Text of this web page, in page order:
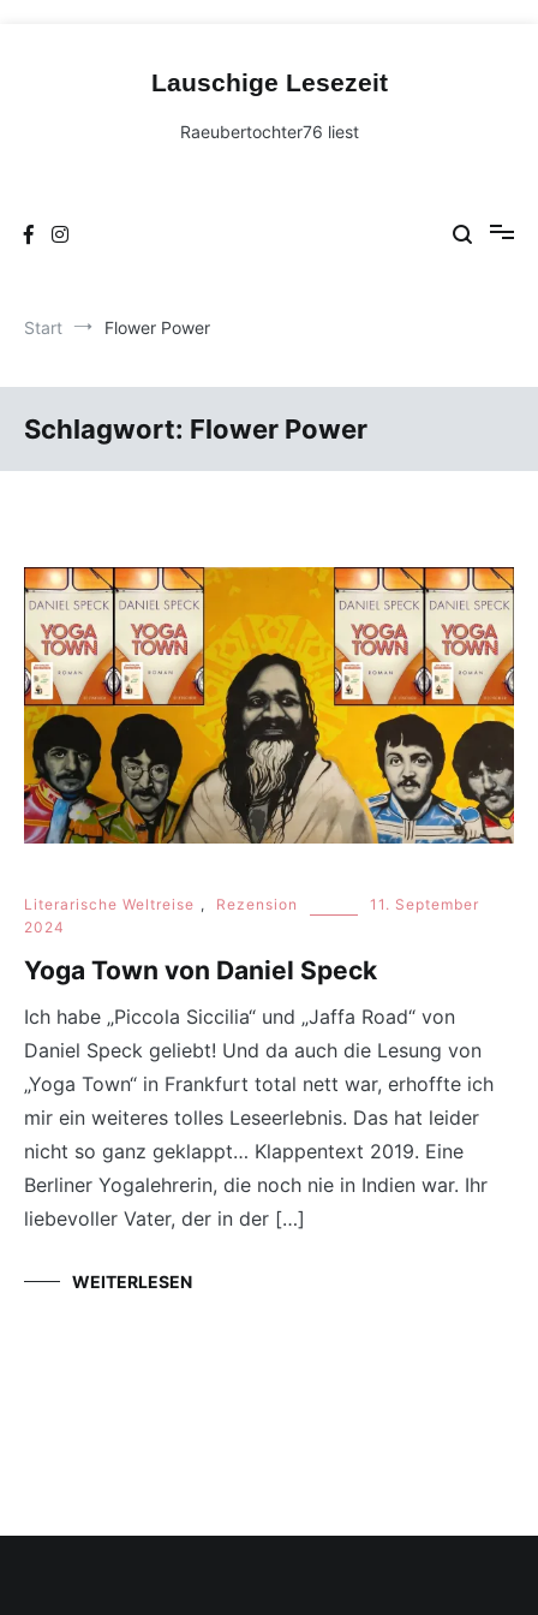
Lauschige Lesezeit
Raeubertochter76 liest
Start Flower Power
Schlagwort: Flower Power
Literarische Weltreise , Rezension
11. September
2024
Yoga Town von Daniel Speck
Ich habe „Piccola Siccilia“ und „Jaffa Road“ von
Daniel Speck geliebt! Und da auch die Lesung von
„Yoga Town“ in Frankfurt total nett war, erhoffte ich
mir ein weiteres tolles Leseerlebnis. Das hat leider
nicht so ganz geklappt… Klappentext 2019. Eine
Berliner Yogalehrerin, die noch nie in Indien war. Ihr
liebevoller Vater, der in der […]
WEITERLESEN